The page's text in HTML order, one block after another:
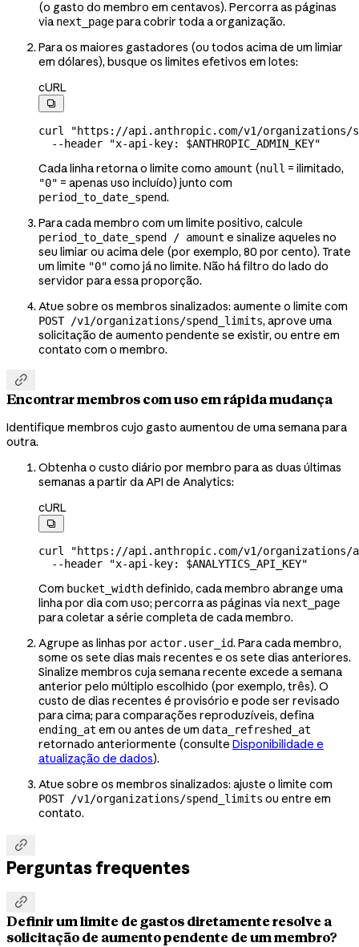
(o gasto do membro em centavos). Percorra as páginas
via next_pagepara cobrir toda a organização.
Para os maiores gastadores (ou todos acima de um limiar
em dólares), busque os limites efetivos em lotes:
cURL

curl
"https://api.anthropic.com/v1/organizations/
  --header
"x-api-key: $ANTHROPIC_ADMIN_KEY"
Cada linha retorna o limite como amount (null = ilimitado,
"0" = apenas uso incluído) junto com
period_to_date_spend.
Para cada membro com um limite positivo, calcule
period_to_date_spend / amount e sinalize aqueles no
seu limiar ou acima dele (por exemplo, 80 por cento). Trate
um limite "0" como já no limite. Não há filtro do lado do
servidor para essa proporção.
Atue sobre os membros sinalizados: aumente o limite com
POST /v1/organizations/spend_limits, aprove uma
solicitação de aumento pendente se existir, ou entre em
contato com o membro.

Encontrar membros com uso em rápida mudança
Identifique membros cujo gasto aumentou de uma semana para
outra.
Obtenha o custo diário por membro para as duas últimas
semanas a partir da API de Analytics:
cURL

curl "https://api.anthropic.com/v1/organizations/
  --header
"x-api-key: $ANALYTICS_API_KEY"
Com bucket_widthdefinido, cada membro abrange uma
linha por dia com uso; percorra as páginas via next_page
para coletar a série completa de cada membro.
Agrupe as linhas por actor.user_id. Para cada membro,
some os sete dias mais recentes e os sete dias anteriores.
Sinalize membros cuja semana recente excede a semana
anterior pelo múltiplo escolhido (por exemplo, três). O
custo de dias recentes é provisório e pode ser revisado
para cima; para comparações reproduzíveis, defina
ending_at em ou antes de um data_refreshed_at
retornado anteriormente (consulte Disponibilidade e
atualização de dados).
Atue sobre os membros sinalizados: ajuste o limite com
POST /v1/organizations/spend_limits ou entre em
contato.

Perguntas frequentes

Definir um limite de gastos diretamente resolve a
solicitação de aumento pendente de um membro?